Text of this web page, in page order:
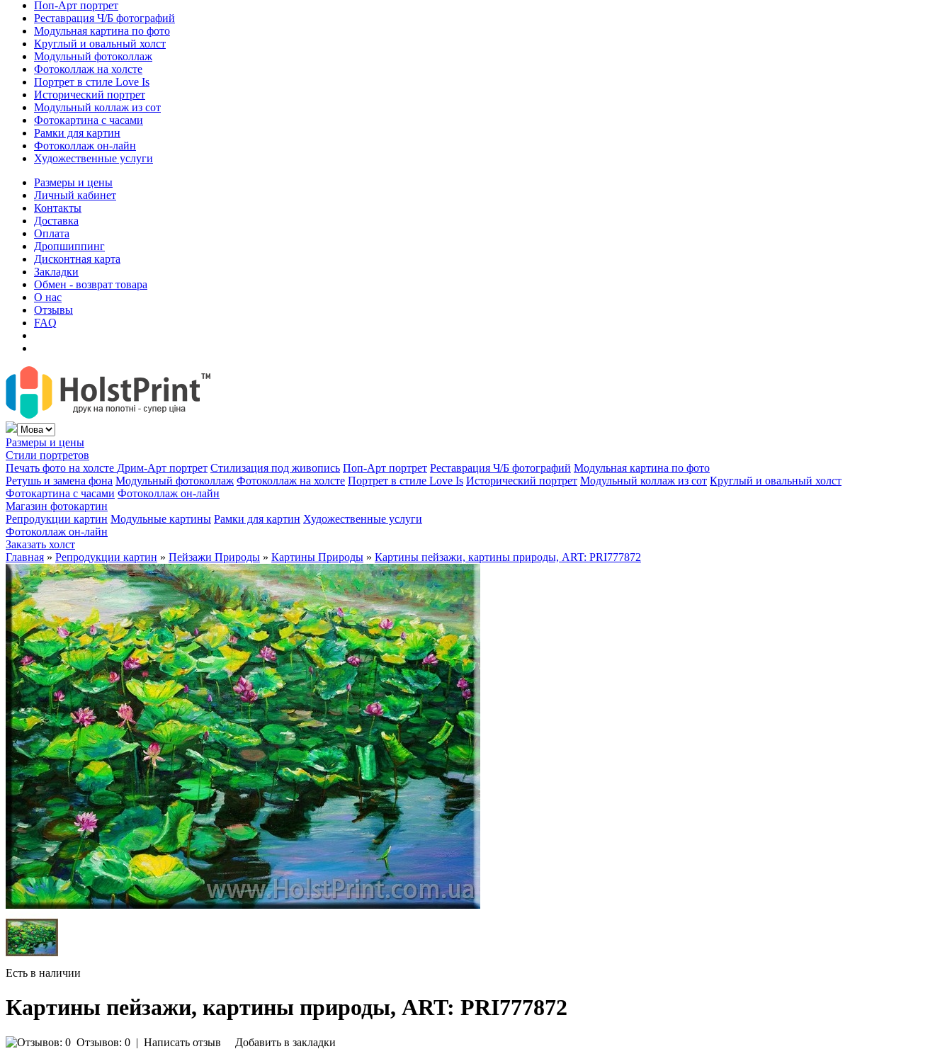
Поп-Арт портрет
Реставрация Ч/Б фотографий
Модульная картина по фото
Круглый и овальный холст
Модульный фотоколлаж
Фотоколлаж на холсте
Портрет в стиле Love Is
Исторический портрет
Модульный коллаж из сот
Фотокартина с часами
Рамки для картин
Фотоколлаж он-лайн
Художественные услуги
Размеры и цены
Личный кабинет
Контакты
Доставка
Оплата
Дропшиппинг
Дисконтная карта
Закладки
Обмен - возврат товара
О нас
Отзывы
FAQ
Размеры и цены
Стили портретов
Печать фото на холсте Дрим-Арт портрет Стилизация под живопись Поп-Арт портрет Реставрация Ч/Б фотографий Модульная картина по фото
Ретушь и замена фона Модульный фотоколлаж Фотоколлаж на холсте Портрет в стиле Love Is Исторический портрет Модульный коллаж из сот Круглый и овальный холст
Фотокартина с часами Фотоколлаж он-лайн
Магазин фотокартин
Репродукции картин Модульные картины Рамки для картин Художественные услуги
Фотоколлаж он-лайн
Заказать холст
Главная » Репродукции картин » Пейзажи Природы » Картины Природы » Картины пейзажи, картины природы, ART: PRI777872
Есть в наличии
Картины пейзажи, картины природы, ART: PRI777872
Отзывов: 0 | Написать отзыв
Добавить в закладки